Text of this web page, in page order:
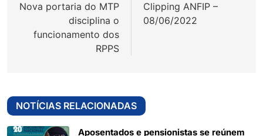
Post
Nova portaria do MTP
disciplina o
funcionamento dos
RPPS
Clipping ANFIP –
08/06/2022
NOTÍCIAS RELACIONADAS
Aposentados e pensionistas se reúnem